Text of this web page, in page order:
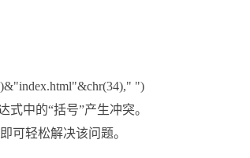
")
中的“括号”产生冲突。
可轻松解决该问题。